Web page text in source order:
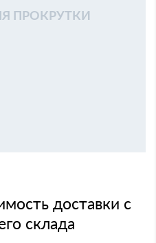
ПРОКРУТКИ
доставки с
склада